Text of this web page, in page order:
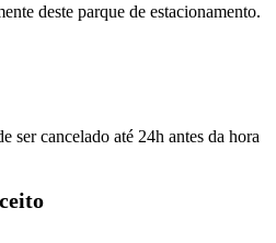
deste parque de estacionamento.
ser cancelado até 24h antes da hora